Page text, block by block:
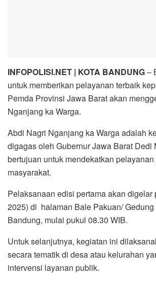
INFOPOLISI.NET | KOTA BANDUNG–
untuk memberikan pelayanan terbaik
Pemda Provinsi Jawa Barat akan
Nganjang ka Warga.
Abdi Nagri Nganjang ka Warga adalah
digagas oleh Gubernur Jawa Barat Dedi
bertujuan untuk mendekatkan
masyarakat.
Pelaksanaan edisi pertama akan digelar
2025) di halaman Bale Pakuan/
Bandung, mulai pukul 08.30 WIB.
Untuk selanjutnya, kegiatan ini
secara tematik di desa atau kelurahan
intervensi layanan publik.